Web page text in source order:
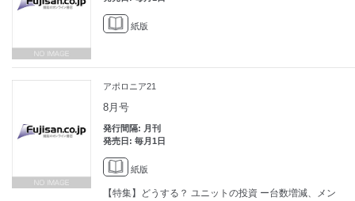
紙版
アポロニア21
8月号
発行間隔: 月刊
発売日: 毎月1日
紙版
【特集】どうする？ ユニットの投資 ー台数増減、メン